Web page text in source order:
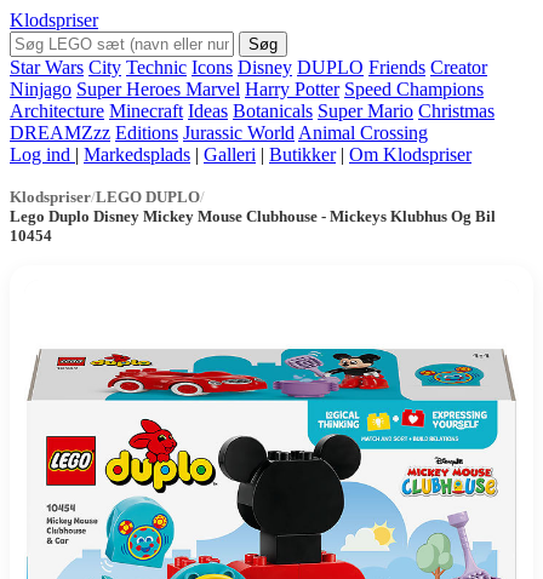
Klodspriser
Søg
Star Wars City Technic Icons Disney DUPLO Friends Creator
Ninjago Super Heroes Marvel Harry Potter Speed Champions
Architecture Minecraft Ideas Botanicals Super Mario Christmas
DREAMZzz Editions Jurassic World Animal Crossing
Log ind | Markedsplads | Galleri | Butikker | Om Klodspriser
Klodspriser/LEGO DUPLO/
Lego Duplo Disney Mickey Mouse Clubhouse - Mickeys Klubhus Og Bil
10454